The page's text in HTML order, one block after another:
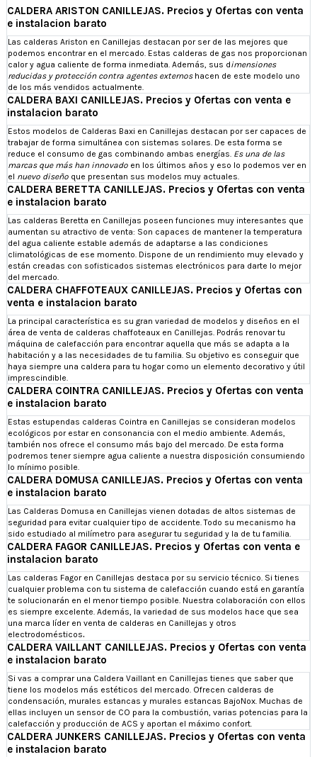
CALDERA ARISTON CANILLEJAS. Precios y Ofertas con venta
e instalacion barato
Las calderas Ariston en Canillejas destacan por ser de las mejores que
podemos encontrar en el mercado. Estas calderas de gas nos proporcionan
calor y agua caliente de forma inmediata. Además, sus dimensiones
reducidas y protección contra agentes externoshacen de este modelo uno
de los más vendidos actualmente.
CALDERA BAXI CANILLEJAS. Precios y Ofertas con venta e
instalacion barato
Estos modelos de Calderas Baxi en Canillejas destacan por ser capaces de
trabajar de forma simultánea con sistemas solares. De esta forma se
reduce el consumo de gas combinando ambas energías. Es una de las
marcas que más han innovado en los últimos años y eso lo podemos ver en
el nuevo diseño que presentan sus modelos muy actuales.
CALDERA BERETTA CANILLEJAS. Precios y Ofertas con venta
e instalacion barato
Las calderas Beretta en Canillejas poseen funciones muy interesantes que
aumentan su atractivo de venta: Son capaces de mantener la temperatura
del agua caliente estable además de adaptarse a las condiciones
climatológicas de ese momento. Dispone de un rendimiento muy elevado y
están creadas con sofisticados sistemas electrónicos para darte lo mejor
del mercado.
CALDERA CHAFFOTEAUX CANILLEJAS. Precios y Ofertas con
venta e instalacion barato
La principal característica es su gran variedad de modelos y diseños en el
área de venta de calderas chaffoteaux en Canillejas. Podrás renovar tu
máquina de calefacción para encontrar aquella que más se adapta a la
habitación y a las necesidades de tu familia. Su objetivo es conseguir que
haya siempre una caldera para tu hogar como un elemento decorativo y útil
imprescindible.
CALDERA COINTRA CANILLEJAS. Precios y Ofertas con venta
e instalacion barato
Estas estupendas calderas Cointra en Canillejas se consideran modelos
ecológicos por estar en consonancia con el medio ambiente. Además,
también nos ofrece el consumo más bajo del mercado. De esta forma
podremos tener siempre agua caliente a nuestra disposición consumiendo
lo mínimo posible.
CALDERA DOMUSA CANILLEJAS. Precios y Ofertas con venta
e instalacion barato
Las Calderas Domusa en Canillejas vienen dotadas de altos sistemas de
seguridad para evitar cualquier tipo de accidente. Todo su mecanismo ha
sido estudiado al milímetro para asegurar tu seguridad y la de tu familia.
CALDERA FAGOR CANILLEJAS. Precios y Ofertas con venta e
instalacion barato
Las calderas Fagor en Canillejas destaca por su servicio técnico. Si tienes
cualquier problema con tu sistema de calefacción cuando está en garantía
te solucionarán en el menor tiempo posible. Nuestra colaboración con ellos
es siempre excelente. Además, la variedad de sus modelos hace que sea
una marca líder en venta de calderas en Canillejas y otros
electrodomésticos.
CALDERA VAILLANT CANILLEJAS. Precios y Ofertas con venta
e instalacion barato
Si vas a comprar una Caldera Vaillant en Canillejas tienes que saber que
tiene los modelos más estéticos del mercado. Ofrecen calderas de
condensación, murales estancas y murales estancas BajoNox. Muchas de
ellas incluyen un sensor de CO para la combustión, varias potencias para la
calefacción y producción de ACS y aportan el máximo confort.
CALDERA JUNKERS CANILLEJAS. Precios y Ofertas con venta
e instalacion barato